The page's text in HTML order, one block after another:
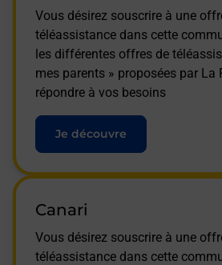
Vous désirez souscrire à une
téléassistance dans cette
les différentes offres de
mes parents » proposées par La
répondre à vos besoins
Je découvre
Canari
Vous désirez souscrire à une
téléassistance dans cette